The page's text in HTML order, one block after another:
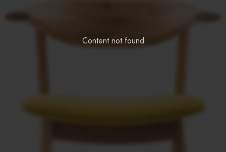
Content not found